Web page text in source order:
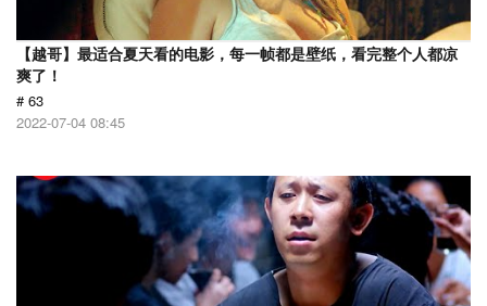
【越哥】最适合夏天看的电影，每一帧都是壁纸，看完整个人都凉
爽了！
# 63
2022-07-04 08:45